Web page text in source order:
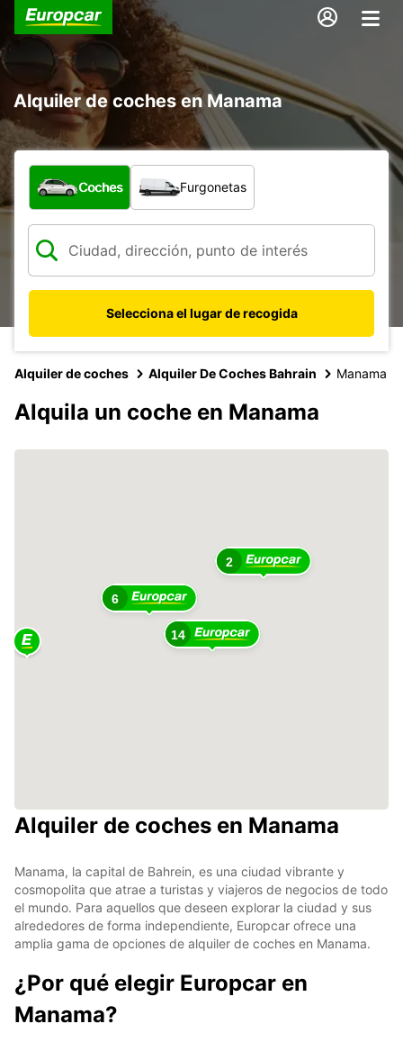
Alquiler de coches en Manama
¿Qué tipo de vehículo?
Coches Furgonetas
Selecciona el lugar de recogida
Alquiler de coches Alquiler De Coches Bahrain Manama
Alquila un coche en Manama
14
6
2
Alquiler de coches en Manama
Manama, la capital de Bahrein, es una ciudad vibrante y
cosmopolita que atrae a turistas y viajeros de negocios de todo
el mundo. Para aquellos que deseen explorar la ciudad y sus
alrededores de forma independiente, Europcar ofrece una
amplia gama de opciones de alquiler de coches en Manama.
¿Por qué elegir Europcar en
Manama?